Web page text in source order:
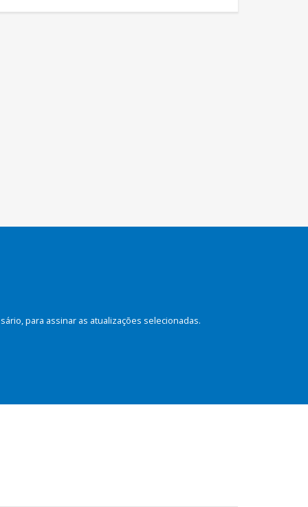
para assinar as atualizações selecionadas.